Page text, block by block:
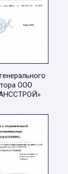
ООО